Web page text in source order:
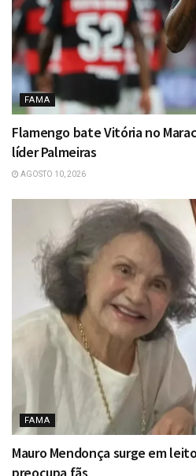
FAMA
Flamengo bate Vitória no
líder Palmeiras
AGOSTO 10, 2026
FAMA
Mauro Mendonça surge em